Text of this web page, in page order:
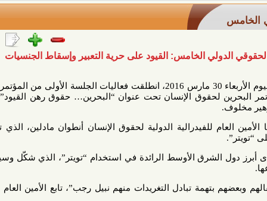
الخامس: القيود على حرية التعبير وإسقاط الجنسيات
عند الساعة العاشرة من صباح اليوم الأربعاء 30 مارس 2016، انطلقت فعاليات الجلسة الأولى من المؤتمر الحقوقي
الإنسان تحت عنوان “البحرين… حقوق رهن القيود”، وقد أدار
للفيدرالية الدولية لحقوق الإنسان أنطوان مادلين، الذي توقف عند
الأوسط الرائدة في استخدام “تويتر”، الذي شكّل وسيلة لتوثيق
تبادل التغريدات منهم نبيل رجب”، تابع الأمين العام للفيدرالية